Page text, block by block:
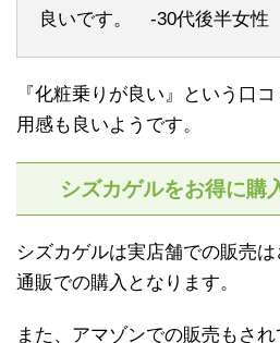
良いです。 -30代後半女性
『化粧乗りが良い』という口
用感も良いようです。
シズカゲルをお得に購
シズカゲルは実店舗での販売
通販での購入となります。
また、アマゾンでの販売もされ